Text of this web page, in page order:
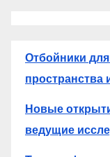
Отбойники
пространства
Новые
ведущие